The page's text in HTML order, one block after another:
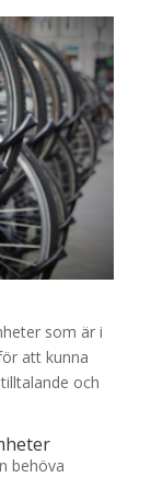
som är i
att kunna
och
behöva